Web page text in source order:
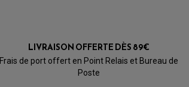
LIVRAISON OFFERTE DÈS 89€
Frais de port offert en Point Relais et Bureau de
Poste